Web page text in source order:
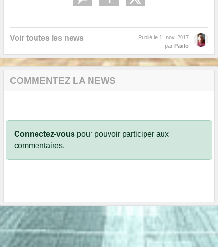
Voir toutes les news Publié le 11 nov. 2017
par Paulo
COMMENTEZ LA NEWS
Connectez-vous pour pouvoir participer aux
commentaires.